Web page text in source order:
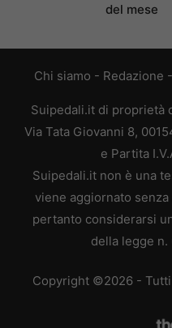
del mese
Chi siamo - Redazione -
Suipedali.it di proprietà
Via Tata Giovanni 8,
e Partita
Suipedali.it non è una
viene aggiornato
pertanto considerarsi
della legge n.
Copyright ©2026 -